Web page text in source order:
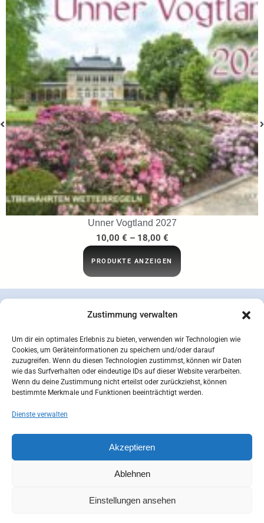
Zustimmung verwalten
Um dir ein optimales Erlebnis zu bieten, verwenden wir Technologien wie
Cookies, um Geräteinformationen zu speichern und/oder darauf
zuzugreifen. Wenn du diesen Technologien zustimmst, können wir Daten
wie das Surfverhalten oder eindeutige IDs auf dieser Website verarbeiten.
Wenn du deine Zustimmung nicht erteilst oder zurückziehst, können
bestimmte Merkmale und Funktionen beeinträchtigt werden.
Dienste verwalten
Akzeptieren
Ablehnen
Einstellungen ansehen
Unner Vogtland 2027
10,00 € – 18,00 €
PRODUKTE ANZEIGEN
Datenschutzerklärung Zahlungsarten Versandarten
AGB Impressum